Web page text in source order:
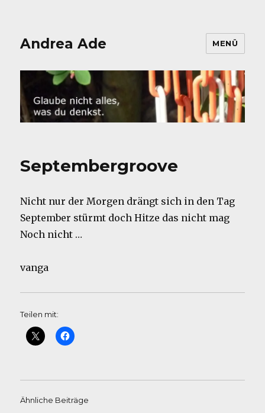
Andrea Ade MENÜ
Septembergroove
Nicht nur der Morgen drängt sich in den Tag
September stürmt doch Hitze das nicht mag
Noch nicht …
vanga
Teilen mit:
Ähnliche Beiträge